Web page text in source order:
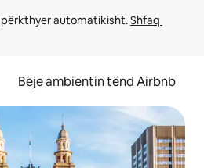
përkthyer automatikisht. Shfaq
Bëje ambientin tënd Airbnb